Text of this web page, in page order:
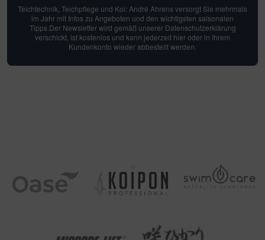
Teichtechnik, Teichpflege und Koi: André Ahrens versorgt Sie mehrmals
im Jahr mit Infos zu Angeboten und den wichtigsten saisonalen
Tipps.Der Newsletter wird gemäß unserer Datenschutzerklärung
verschickt, ist kostenlos und kann jederzeit hier oder in Ihrem
Kundenkonto wieder abbestellt werden.